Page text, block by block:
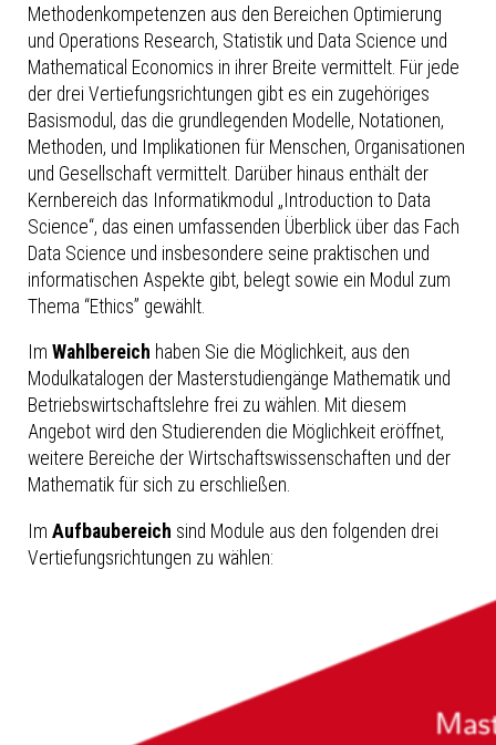
Methodenkompetenzen aus den Bereichen Optimierung
und Operations Research, Statistik und Data Science und
Mathematical Economics in ihrer Breite vermittelt. Für jede
der drei Vertiefungsrichtungen gibt es ein zugehöriges
Basismodul, das die grundlegenden Modelle, Notationen,
Methoden, und Implikationen für Menschen, Organisationen
und Gesellschaft vermittelt. Darüber hinaus enthält der
Kernbereich das Informatikmodul „Introduction to Data
Science“, das einen umfassenden Überblick über das Fach
Data Science und insbesondere seine praktischen und
informatischen Aspekte gibt, belegt sowie ein Modul zum
Thema “Ethics” gewählt.
Im Wahlbereich haben Sie die Möglichkeit, aus den
Modulkatalogen der Masterstudiengänge Mathematik und
Betriebswirtschaftslehre frei zu wählen. Mit diesem
Angebot wird den Studierenden die Möglichkeit eröffnet,
weitere Bereiche der Wirtschaftswissenschaften und der
Mathematik für sich zu erschließen.
Im Aufbaubereich sind Module aus den folgenden drei
Vertiefungsrichtungen zu wählen: